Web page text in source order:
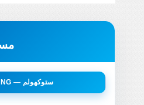
ENKOPING — ستوكهولم